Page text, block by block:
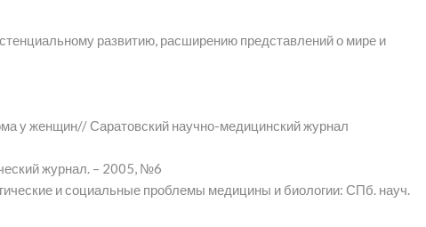
развитию, расширению представлений о мире и
у женщин// Саратовский научно-медицинский журнал
журнал. – 2005, №6
и социальные проблемы медицины и биологии: СПб. науч.